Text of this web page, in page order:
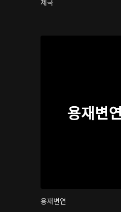
제국
용재변연
용재변연